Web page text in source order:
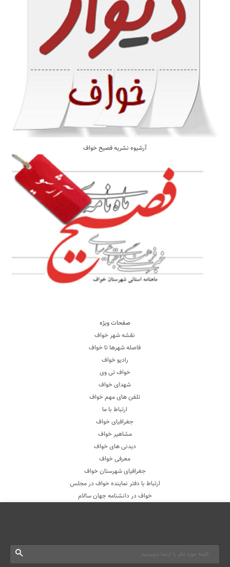
آرشیوه نشریه فصیح خواف
صفحات ویژه
نقشه شهر خواف
فاصله شهرها تا خواف
رادیو خواف
خواف تی وی
شهدای خواف
تلفن های مهم خواف
ارتباط با ما
جغرافیای خواف
مشاهیر خواف
دیدنی های خواف
معرفی خواف
جغرافیای شهرستان خواف
ارتباط با دفتر نماینده خواف در مجلس
خواف در دانشنامه جهان سالام